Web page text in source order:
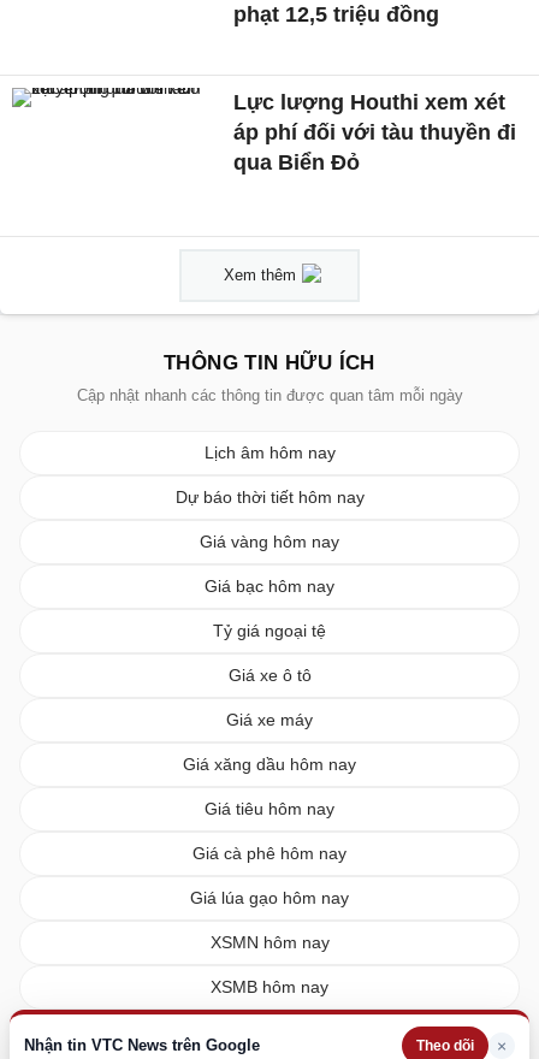
Nhận tin VTC News trên Google Theo dõi ×
phạt 12,5 triệu đồng
Lực lượng Houthi xem xét
áp phí đối với tàu thuyền đi
qua Biển Đỏ
Xem thêm
THÔNG TIN HỮU ÍCH
Cập nhật nhanh các thông tin được quan tâm mỗi ngày
Lịch âm hôm nay
Dự báo thời tiết hôm nay
Giá vàng hôm nay
Giá bạc hôm nay
Tỷ giá ngoại tệ
Giá xe ô tô
Giá xe máy
Giá xăng dầu hôm nay
Giá tiêu hôm nay
Giá cà phê hôm nay
Giá lúa gạo hôm nay
XSMN hôm nay
XSMB hôm nay